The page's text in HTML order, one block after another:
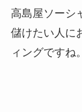
高島屋ソーシ
儲けたい人に
ィングですね。